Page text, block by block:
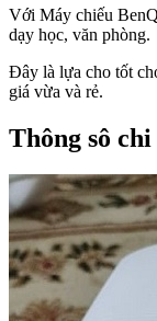
Với Máy chiếu
dạy học, văn phòng.
Đây là lựa cho tốt
giá vừa và rẻ.
Thông sô